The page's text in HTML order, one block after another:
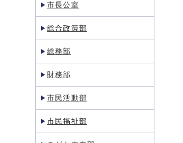
市長公室
総合政策部
総務部
財務部
市民活動部
市民福祉部